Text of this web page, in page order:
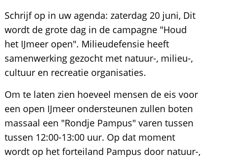
Schrijf op in uw agenda: zaterdag 20 juni, Dit
wordt de grote dag in de campagne "Houd
het IJmeer open". Milieudefensie heeft
samenwerking gezocht met natuur-, milieu-,
cultuur en recreatie organisaties.
Om te laten zien hoeveel mensen de eis voor
een open IJmeer ondersteunen zullen boten
massaal een "Rondje Pampus" varen tussen
tussen 12:00-13:00 uur. Op dat moment
wordt op het forteiland Pampus door natuur-,